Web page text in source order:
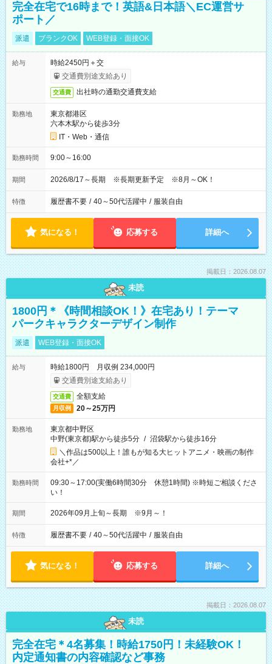
完全在宅で16時まで！英語&日本語＼EC運営サ
ポート／
派遣 ブランクOK WEB登録・面接OK
給与
時給2450円＋交
交通費別途支給あり
交通費 出社時の通勤交通費支給
勤務地
東京都港区
六本木駅から徒歩3分
IT・Web・通信
勤務時間 9:00～16:00
期間 2026/8/17～長期 ※長期更新予定 ※8月～OK！
特徴 履歴書不要 / 40～50代活躍中 / 服装自由
気になる！ 応募する 詳細へ
掲載日：2026.08.07
未読
1800円＊《時間相談OK！》在宅あり！テーマ
パークキャラクターデザイン制作
派遣 WEB登録・面接OK
給与
時給1800円 月収例 234,000円
交通費別途支給あり
交通費 全額支給
月収例 20～25万円
勤務地
東京都中野区
中野(東京都)駅から徒歩5分 / 沼袋駅から徒歩16分
＼作品は500以上！誰もが知る大ヒットアニメ・映画の制作
会社+*／
勤務時間
09:30～17:00(実働6時間30分 休憩1時間) ※時短ご相談くださ
い！
期間 2026年09月上旬～長期 ※9月～！
特徴 履歴書不要 / 40～50代活躍中 / 服装自由
気になる！ 応募する 詳細へ
掲載日：2026.08.07
未読
完全在宅＊4名募集！時給1750円！未経験OK！
内定通知書の内容確認など事務